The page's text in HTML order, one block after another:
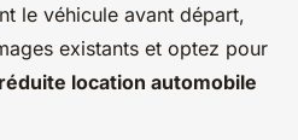
le véhicule avant départ,
existants et optez pour
location automobile